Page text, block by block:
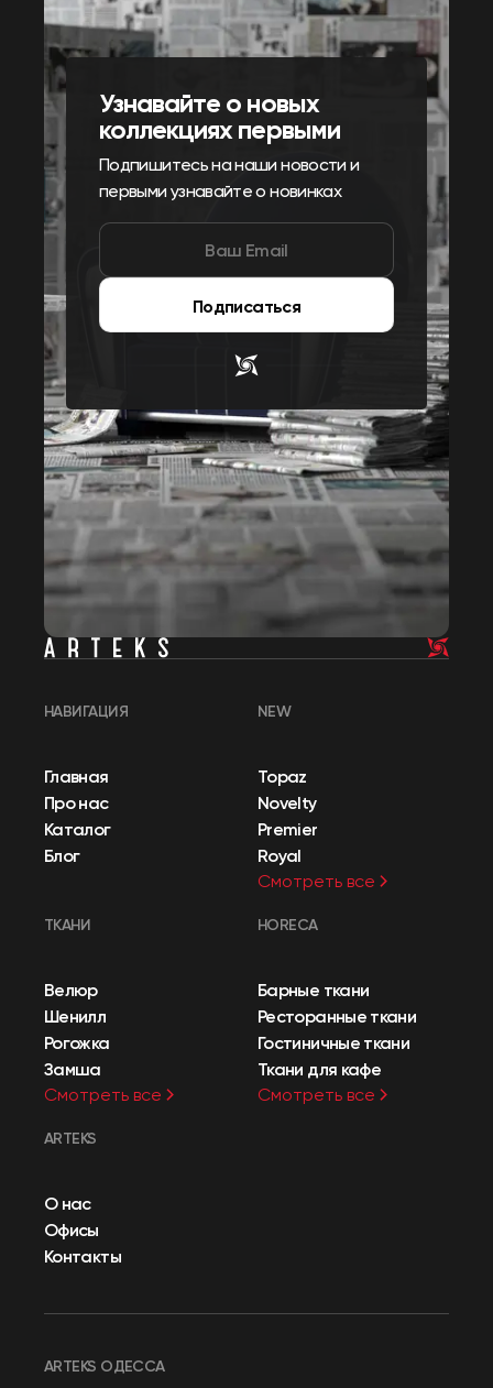
Узнавайте о новых
коллекциях первыми
Подпишитесь на наши новости и
первыми узнавайте о новинках
Подписаться
НАВИГАЦИЯ
Главная
Про нас
Каталог
Блог
NEW
Topaz
Novelty
Premier
Royal
Смотреть все
ТКАНИ
Велюр
Шенилл
Рогожка
Замша
Смотреть все
HORECA
Барные ткани
Ресторанные ткани
Гостиничные ткани
Ткани для кафе
Смотреть все
ARTEKS
О нас
Офисы
Контакты
ARTEKS ОДЕССА